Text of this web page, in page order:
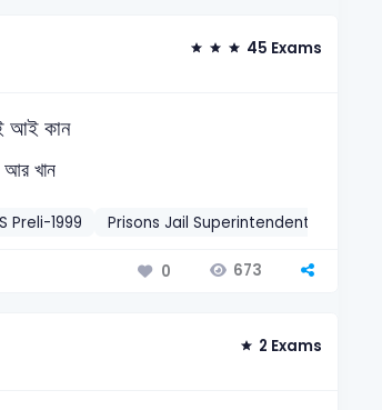
45 Exams
আই কান
খান
Preli-1999 Prisons Jail Superintendent-2013
0 673
2 Exams